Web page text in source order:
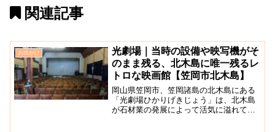
関連記事
お出かけ
光劇場｜当時の設備や映写機がそ
のまま残る、北木島に唯一残るレ
トロな映画館【笠岡市北木島】
岡山県笠岡市、笠岡諸島の北木島にある
「光劇場ひかりげきじょう」は、北木島
が石材業の発展によって活気に溢れてい